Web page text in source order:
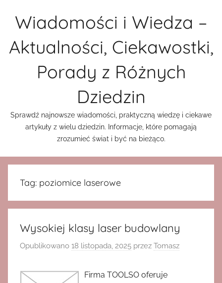
Wiadomości i Wiedza –
Aktualności, Ciekawostki,
Porady z Różnych
Dziedzin
Sprawdź najnowsze wiadomości, praktyczną wiedzę i ciekawe
artykuły z wielu dziedzin. Informacje, które pomagają
zrozumieć świat i być na bieżąco.
Tag: poziomice laserowe
Wysokiej klasy laser budowlany
Opublikowano 18 listopada, 2025 przez Tomasz
Firma TOOLSO oferuje